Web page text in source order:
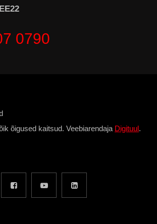
0790
õigused kaitsud. Veebiarendaja Digituul.